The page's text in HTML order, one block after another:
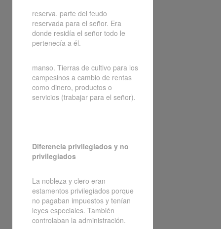
reserva. parte del feudo
reservada para el señor. Era
donde residía el señor todo le
pertenecía a él.
manso. Tierras de cultivo para los
campesinos a cambio de rentas
como dinero, productos o
servicios (trabajar para el señor).
Diferencia privilegiados y no
privilegiados
La nobleza y clero eran
estamentos privilegiados porque
no pagaban impuestos y tenían
leyes especiales. También
controlaban la administración.